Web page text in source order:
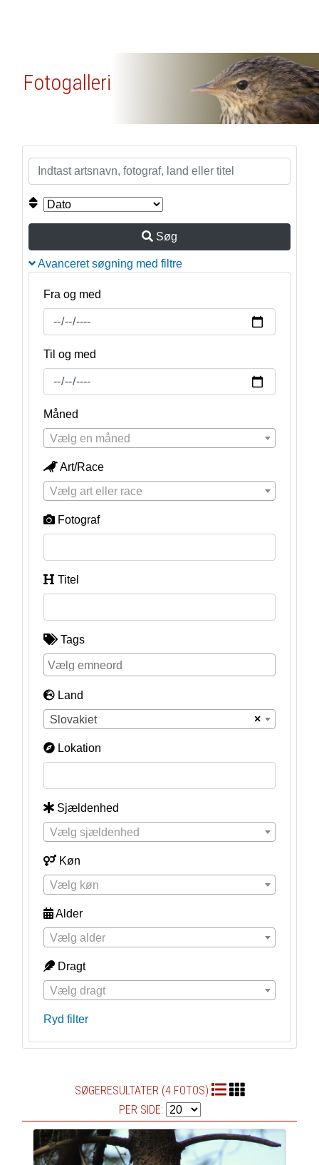
Fotogalleri
Søg
Avanceret søgning med filtre
Fra og med
Til og med
Måned
Vælg en måned
Art/Race
Vælg art eller race
Fotograf
Titel
Tags
Land
×
Slovakiet
Lokation
Sjældenhed
Vælg sjældenhed
Køn
Vælg køn
Alder
Vælg alder
Dragt
Vælg dragt
Ryd filter
SØGERESULTATER (4 FOTOS)
PER SIDE: